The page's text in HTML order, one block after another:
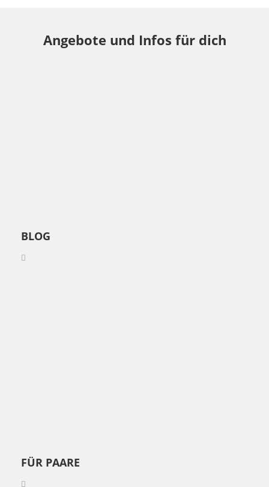
Angebote und Infos für dich
BLOG
FÜR PAARE